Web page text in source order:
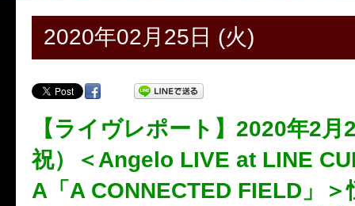
2020年02月25日 (火)
【ライヴレポート】2020年2月
祝）＜Angelo LIVE at LINE
A「A CONNECTED FIELD」＞